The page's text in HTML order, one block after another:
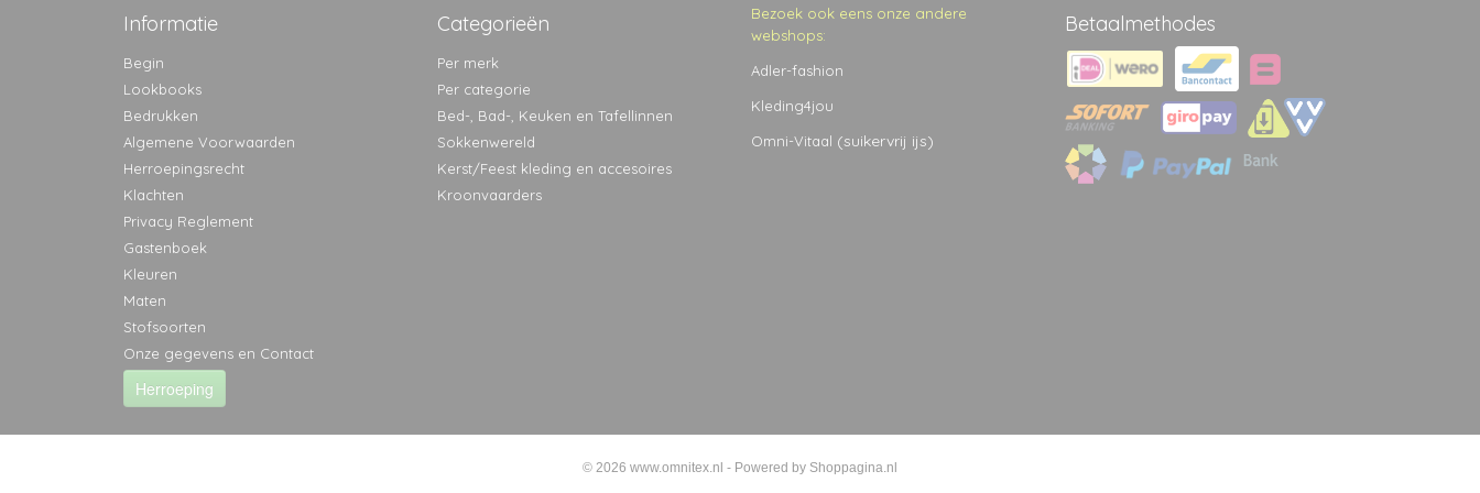
Informatie
Begin
Lookbooks
Bedrukken
Algemene Voorwaarden
Herroepingsrecht
Klachten
Privacy Reglement
Gastenboek
Kleuren
Maten
Stofsoorten
Onze gegevens en Contact
Herroeping
Categorieën
Per merk
Per categorie
Bed-, Bad-, Keuken en Tafellinnen
Sokkenwereld
Kerst/Feest kleding en accesoires
Kroonvaarders
Bezoek ook eens onze andere
webshops:
Adler-fashion
Kleding4jou
Omni-Vitaal (suikervrij ijs)
Betaalmethodes
© 2026 www.omnitex.nl - Powered by Shoppagina.nl